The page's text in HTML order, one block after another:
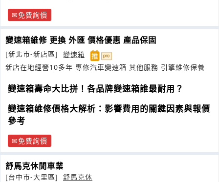
免費詢價
變速箱維修 更換 外匯 價格優惠 產品保固
[新北市-新店區]
變速箱
新店在地經營10多年 專修汽車變速箱 其他服務 引擎維修保養
變速箱壽命大比拼！各品牌變速箱誰最耐用？
變速箱維修價格大解析：影響費用的關鍵因素與報價
參考
免費詢價
舒馬克休閒車業
[台中市-大里區]
舒馬克休